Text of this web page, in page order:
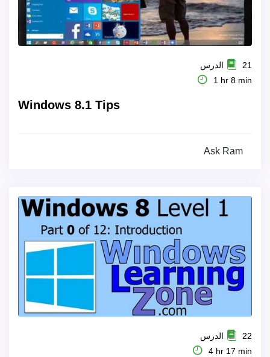
21 الدرس
1 hr 8 min
Windows 8.1 Tips
Ask Ram
22 الدرس
4 hr 17 min